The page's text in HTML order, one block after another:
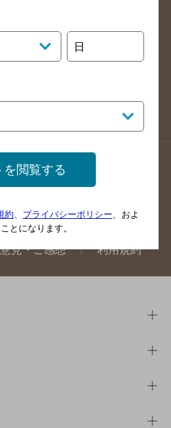
福岡県のバー検索
佐賀県のバー検索
店舗情報更新方法のご案内
様ログイン
見・ご感想 利用規約
日
を閲覧する
約 プライバシーポリシー 、およ
とになります。